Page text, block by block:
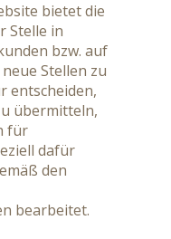
bietet die
Stelle in
bzw. auf
Stellen zu
entscheiden,
übermitteln,
für
dafür
den
bearbeitet.